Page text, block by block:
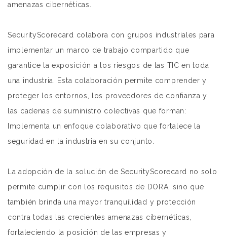
amenazas cibernéticas.
SecurityScorecard colabora con grupos industriales para
implementar un marco de trabajo compartido que
garantice la exposición a los riesgos de las TIC en toda
una industria. Esta colaboración permite comprender y
proteger los entornos, los proveedores de confianza y
las cadenas de suministro colectivas que forman:
Implementa un enfoque colaborativo que fortalece la
seguridad en la industria en su conjunto.
La adopción de la solución de SecurityScorecard no solo
permite cumplir con los requisitos de DORA, sino que
también brinda una mayor tranquilidad y protección
contra todas las crecientes amenazas cibernéticas,
fortaleciendo la posición de las empresas y